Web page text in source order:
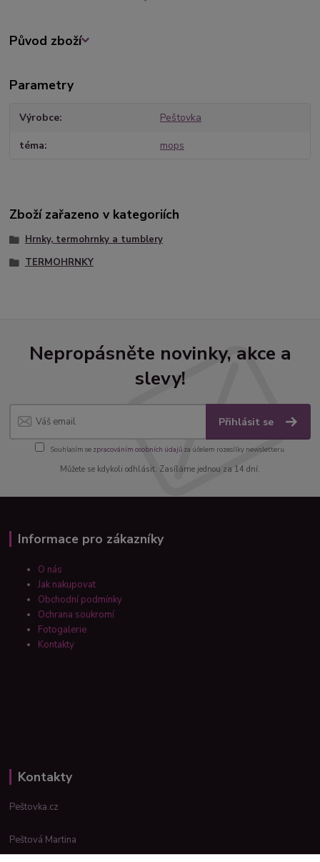
Původ zboží
Parametry
Výrobce Peštovka
téma mops
Zboží zařazeno v kategoriích
Hrnky, termohrnky a tumblery
TERMOHRNKY
Nepropásněte novinky, akce a
slevy!
Přihlásit se
Souhlasím se zpracováním osobních údajůza účelem rozesílky newsletteru.
Můžete se kdykoli odhlásit. Zasíláme jednou za 14 dní.
Informace pro zákazníky
O nás
Jak nakupovat
Obchodní podmínky
Ochrana soukromí
Fotogalerie
Kontakty
Kontakty
Peštovka.cz
Peštová Martina